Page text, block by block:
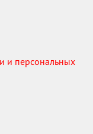
и персональных